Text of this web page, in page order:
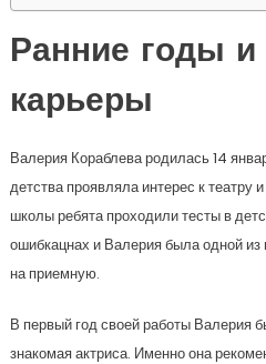
Ранние годы и
карьеры
Валерия Кораблева родилась 14
детства проявляла интерес к театру
школы ребята проходили тесты в
ошибкацнах и Валерия была одной из
на приемную.
В первый год своей работы Валерия
знакомая актриса. Именно она